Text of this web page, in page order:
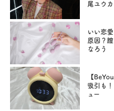
尾ユウカ
いい恋
原因？
なろう
【
吸引も
ュー